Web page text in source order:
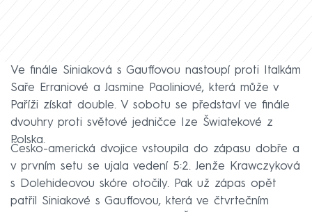
Ve finále Siniaková s Gauffovou nastoupí proti Italkám
Saře Erraniové a Jasmine Paoliniové, která může v
Paříži získat double. V sobotu se představí ve finále
dvouhry proti světové jedničce Ize Šwiatekové z
Polska.
Česko-americká dvojice vstoupila do zápasu dobře a
v prvním setu se ujala vedení 5:2. Jenže Krawczyková
s Dolehideovou skóre otočily. Pak už zápas opět
patřil Siniakové s Gauffovou, která ve čtvrtečním